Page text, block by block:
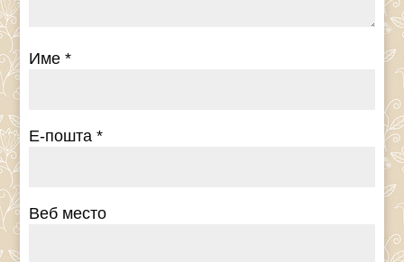
Име*
Е-пошта*
Веб место